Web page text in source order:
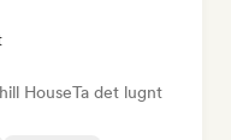
HouseTa det lugnt